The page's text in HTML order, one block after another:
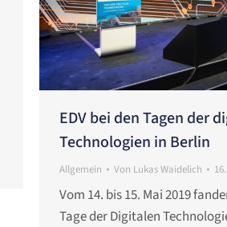
EDV bei den Tagen der
Technologien in Berlin
Allgemein Von Lukas Waidelich
Vom 14. bis 15. Mai 2019
Tage der Digitalen